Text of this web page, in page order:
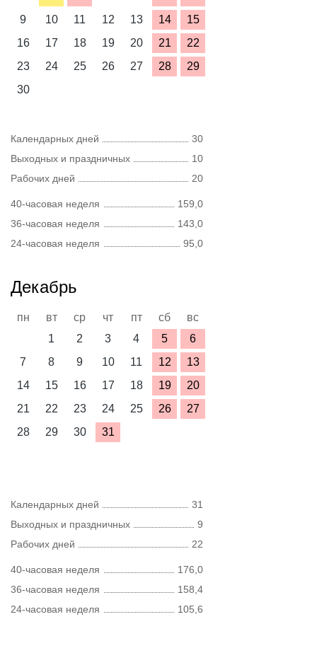
9
10 11 12 13 14
15
16
17 18 19 20 21
22
23
24 25 26 27 28
29
30
Календарных дней
30
Выходных и праздничных
10
Рабочих дней
20
40-часовая неделя
159,0
36-часовая неделя
143,0
24-часовая неделя
95,0
Декабрь
пн вт ср чт пт сб
вс
1
2 3 4 5
6
7
8 9 10 11 12
13
14
15 16 17 18 19
20
21
22 23 24 25 26
27
28
29 30 31
Календарных дней
31
Выходных и праздничных
9
Рабочих дней
22
40-часовая неделя
176,0
36-часовая неделя
158,4
24-часовая неделя
105,6